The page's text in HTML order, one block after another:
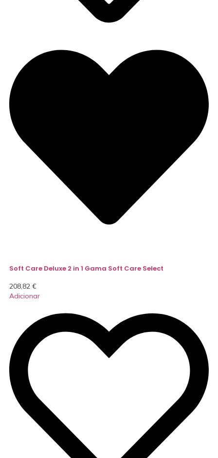
Soft Care Deluxe 2 in 1 Gama Soft Care Select
208,82 €
Adicionar